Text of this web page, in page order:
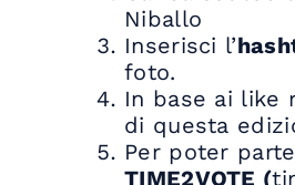
Niballo
Inserisci l’
foto.
In base ai like
di questa
Per poter
TIME2VOTE (